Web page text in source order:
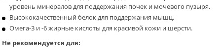
уровень минералов для поддержания почек и мочевого пузыря.
Высококачественный белок для поддержания мышц.
Омега-3 и -6 жирные кислоты для красивой кожи и шерсти.
Не рекомендуется для: